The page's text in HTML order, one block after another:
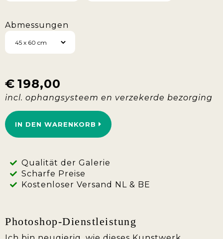
Abmessungen
€ 198,00
IN DEN WARENKORB
Qualität der Galerie
Scharfe Preise
Kostenloser Versand NL & BE
Photoshop-Dienstleistung